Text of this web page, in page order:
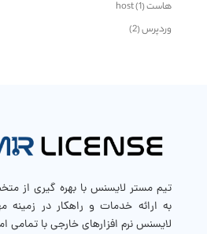
هاست host(1)
وردپرس(2)
تیم مستر لایسنس با بهره گیری از
به ارائه خدمات و راهکار در
لایسنس نرم افزارهای خارجی با تمامی